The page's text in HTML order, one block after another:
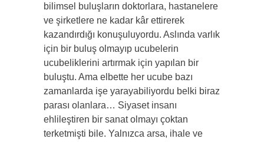
bilimsel buluşların doktorlara, hastanelere
ve şirketlere ne kadar kâr ettirerek
kazandırdığı konuşuluyordu. Aslında varlık
için bir buluş olmayıp ucubelerin
ucubeliklerini artırmak için yapılan bir
buluştu. Ama elbette her ucube bazı
zamanlarda işe yarayabiliyordu belki biraz
parası olanlara… Siyaset insanı
ehlileştiren bir sanat olmayı çoktan
terketmişti bile. Yalnızca arsa, ihale ve